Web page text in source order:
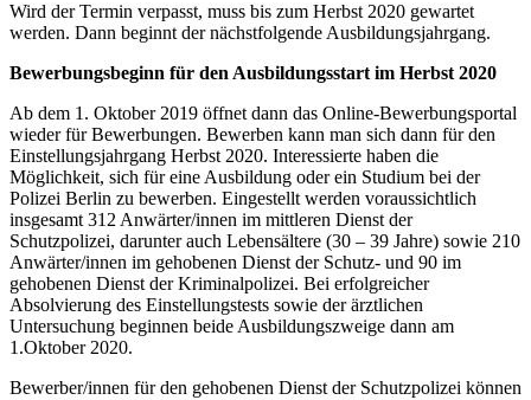
Wird der Termin verpasst, muss bis zum Herbst 2020 gewartet
werden. Dann beginnt der nächstfolgende Ausbildungsjahrgang.
Bewerbungsbeginn für den Ausbildungsstart im Herbst 2020
Ab dem 1. Oktober 2019 öffnet dann das Online-Bewerbungsportal
wieder für Bewerbungen. Bewerben kann man sich dann für den
Einstellungsjahrgang Herbst 2020. Interessierte haben die
Möglichkeit, sich für eine Ausbildung oder ein Studium bei der
Polizei Berlin zu bewerben. Eingestellt werden voraussichtlich
insgesamt 312 Anwärter/innen im mittleren Dienst der
Schutzpolizei, darunter auch Lebensältere (30 – 39 Jahre) sowie 210
Anwärter/innen im gehobenen Dienst der Schutz- und 90 im
gehobenen Dienst der Kriminalpolizei. Bei erfolgreicher
Absolvierung des Einstellungstests sowie der ärztlichen
Untersuchung beginnen beide Ausbildungszweige dann am
1.Oktober 2020.
Bewerber/innen für den gehobenen Dienst der Schutzpolizei können